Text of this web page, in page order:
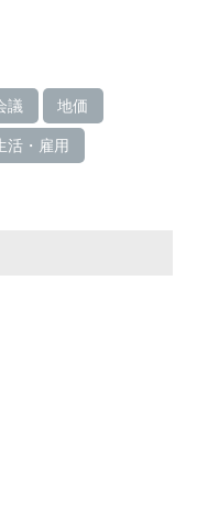
議 地価
活・雇用